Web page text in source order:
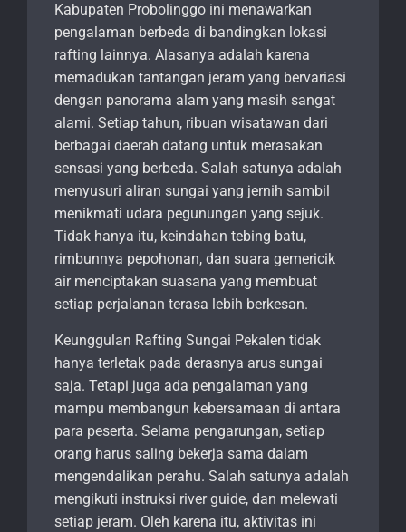
Kabupaten Probolinggo ini menawarkan
pengalaman berbeda di bandingkan lokasi
rafting lainnya. Alasanya adalah karena
memadukan tantangan jeram yang bervariasi
dengan panorama alam yang masih sangat
alami. Setiap tahun, ribuan wisatawan dari
berbagai daerah datang untuk merasakan
sensasi yang berbeda. Salah satunya adalah
menyusuri aliran sungai yang jernih sambil
menikmati udara pegunungan yang sejuk.
Tidak hanya itu, keindahan tebing batu,
rimbunnya pepohonan, dan suara gemericik
air menciptakan suasana yang membuat
setiap perjalanan terasa lebih berkesan.
Keunggulan Rafting Sungai Pekalen tidak
hanya terletak pada derasnya arus sungai
saja. Tetapi juga ada pengalaman yang
mampu membangun kebersamaan di antara
para peserta. Selama pengarungan, setiap
orang harus saling bekerja sama dalam
mengendalikan perahu. Salah satunya adalah
mengikuti instruksi river guide, dan melewati
setiap jeram. Oleh karena itu, aktivitas ini